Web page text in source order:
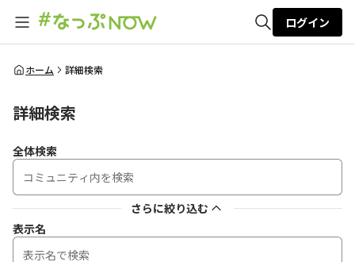
全体検索
ログイン
ホーム 詳細検索
詳細検索
全体検索
さらに絞り込む
表示名